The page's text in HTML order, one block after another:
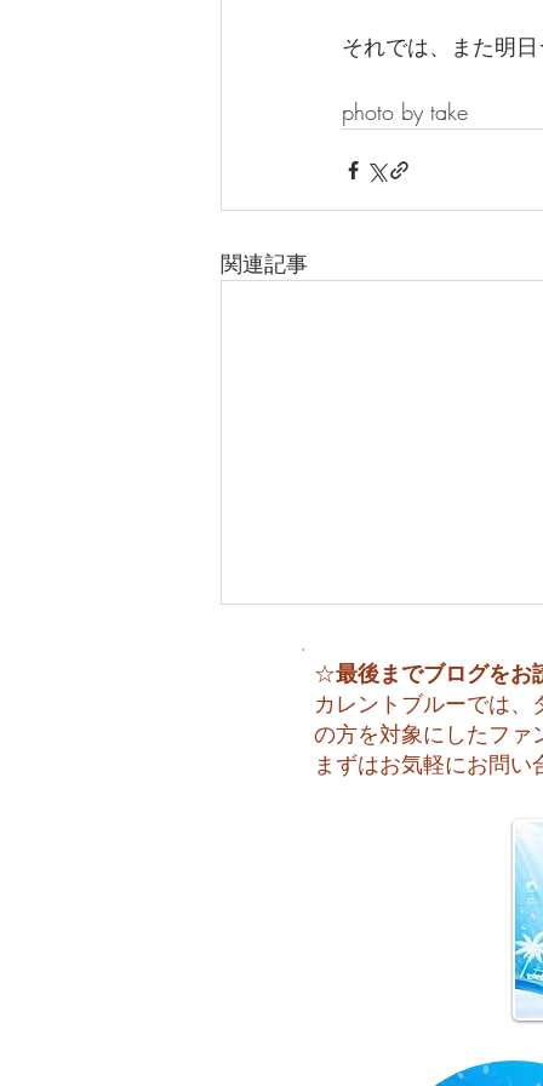
それでは、また明
photo by take
関連記事
☆最後までブログを
カレントブルーでは
の方を対象にしたファ
まずはお気軽にお問い